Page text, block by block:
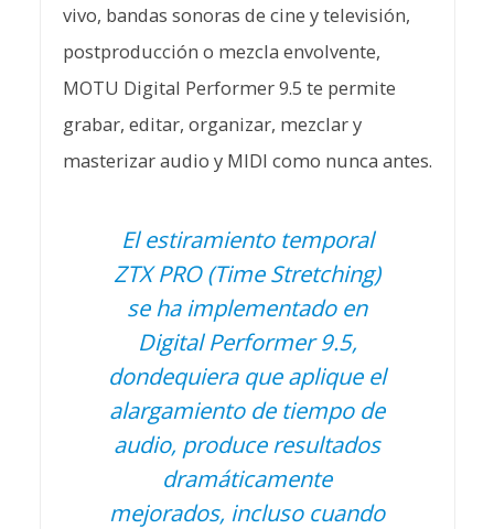
vivo, bandas sonoras de cine y televisión,
postproducción o mezcla envolvente,
MOTU Digital Performer 9.5 te permite
grabar, editar, organizar, mezclar y
masterizar audio y MIDI como nunca antes.
El estiramiento temporal
ZTX PRO (Time Stretching)
se ha implementado en
Digital Performer 9.5,
dondequiera que aplique el
alargamiento de tiempo de
audio, produce resultados
dramáticamente
mejorados, incluso cuando